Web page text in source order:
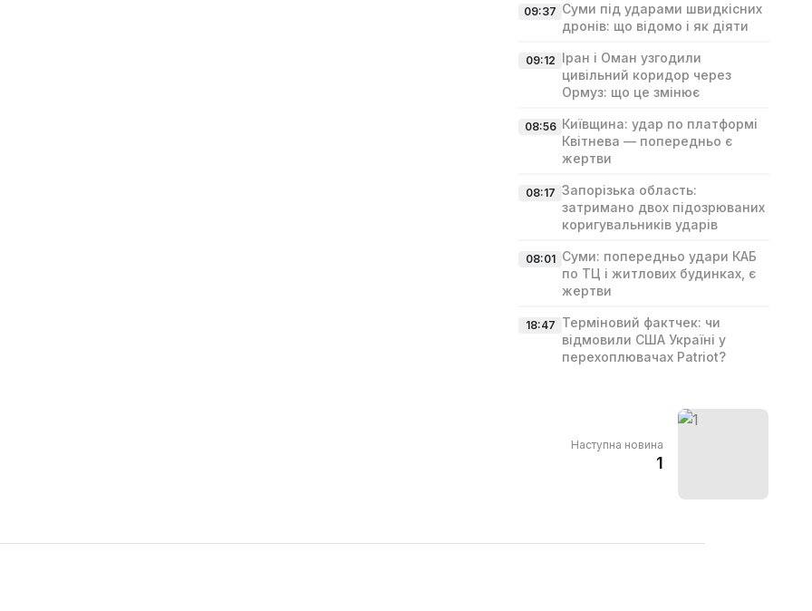
09:37 Суми під ударами швидкісних
дронів: що відомо і як діяти
09:12 Іран і Оман узгодили
цивільний коридор через
Ормуз: що це змінює
08:56 Київщина: удар по платформі
Квітнева — попередньо є
жертви
08:17 Запорізька область:
затримано двох підозрюваних
коригувальників ударів
08:01 Суми: попередньо удари КАБ
по ТЦ і житлових будинках, є
жертви
18:47 Терміновий фактчек: чи
відмовили США Україні у
перехоплювачах Patriot?
Наступна новина
1